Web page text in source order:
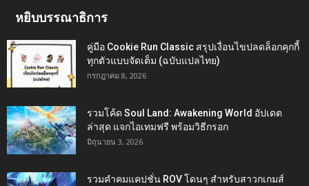
หยิบบรรณาธิการ
คู่มือ Cookie Run Classic สรุปเงื่อนไขปลดล็อกคุกกี้
ทุกตัวแบบจัดเต็ม (ฉบับแปลไทย)
กรกฎาคม 8, 2026
รวมโค้ด Soul Land: Awakening World อัปเดต
ล่าสุด แจกไอเทมฟรี พร้อมวิธีกรอก
มิถุนายน 3, 2026
รวมคำคมแคปชั่น ROV โดนๆ สำหรับสาวกเกมส์